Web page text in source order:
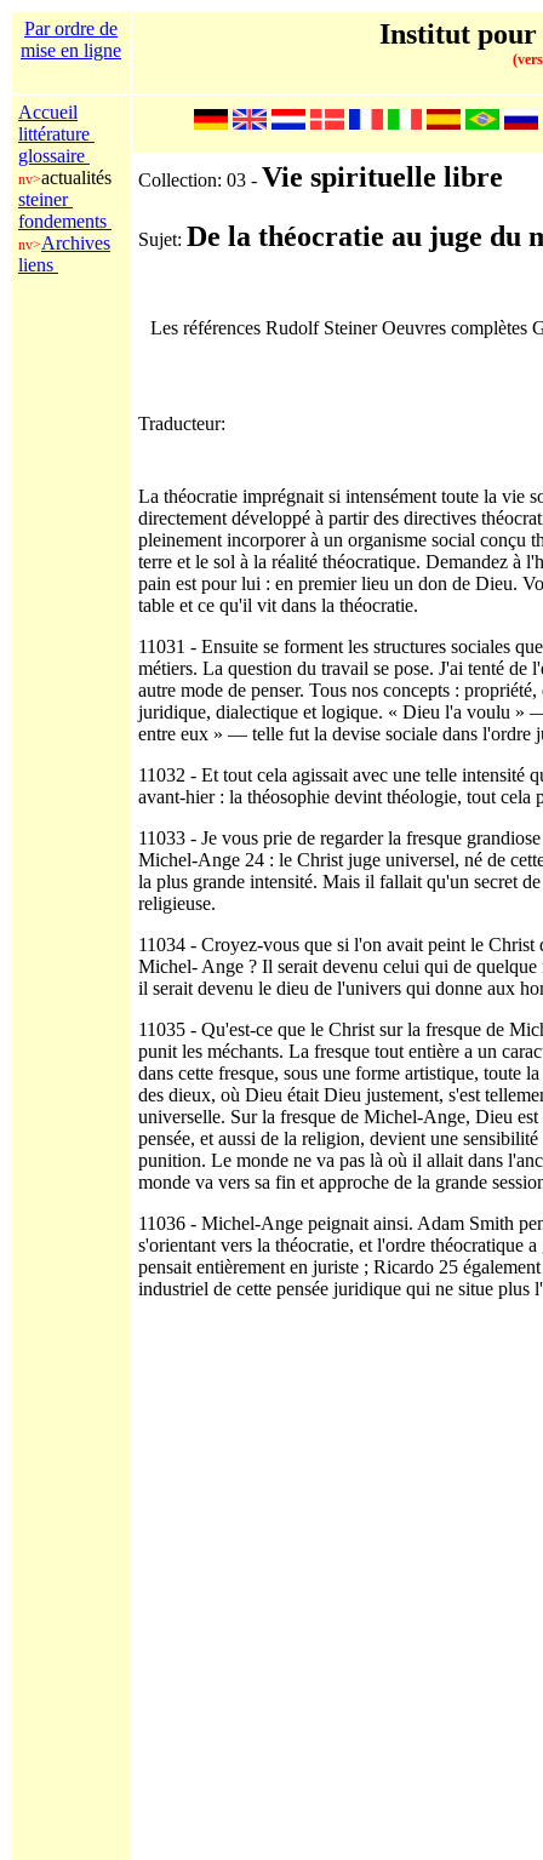
Par ordre de
mise en ligne
Institut pour
Accueil
littérature
glossaire
nv>actualités
steiner
fondements
nv>Archives
liens
Collection: 03 - Vie spirituelle libre
Sujet: De la théocratie au juge du
Les références Rudolf Steiner Oeuvres
Traducteur:
La théocratie imprégnait si intensément toute la vie
directement développé à partir des directives
pleinement incorporer à un organisme social conçu
terre et le sol à la réalité théocratique. Demandez à
pain est pour lui : en premier lieu un don de Dieu.
table et ce qu'il vit dans la théocratie.
11031 - Ensuite se forment les structures sociales
métiers. La question du travail se pose. J'ai tenté
autre mode de penser. Tous nos concepts :
juridique, dialec­tique et logique. « Dieu l'a voulu »
entre eux » — telle fut la devise sociale dans l'ordre
11032 - Et tout cela agissait avec une telle intensité
avant-hier : la théosophie devint théologie, tout cela
11033 - Je vous prie de regarder la fresque
Michel-Ange 24 : le Christ juge universel, né de
la plus grande intensité. Mais il fallait qu'un secret
religieuse.
11034 - Croyez-vous que si l'on avait peint le
Michel- Ange ? Il serait devenu celui qui de quelque
il serait devenu le dieu de l'univers qui donne aux
11035 - Qu'est-ce que le Christ sur la fresque de
punit les méchants. La fresque tout entière a un
dans cette fresque, sous une forme artistique, toute
des dieux, où Dieu était Dieu justement, s'est
universelle. Sur la fresque de Michel-Ange, Dieu
pensée, et aussi de la religion, devient une
punition. Le monde ne va pas là où il allait dans
monde va vers sa fin et approche de la grande
11036 - Michel-Ange peignait ainsi. Adam Smith
s'orientant vers la théocratie, et l'ordre théocratique
pensait entièrement en juriste ; Ricardo 25
industriel de cette pensée juri­dique qui ne situe plus